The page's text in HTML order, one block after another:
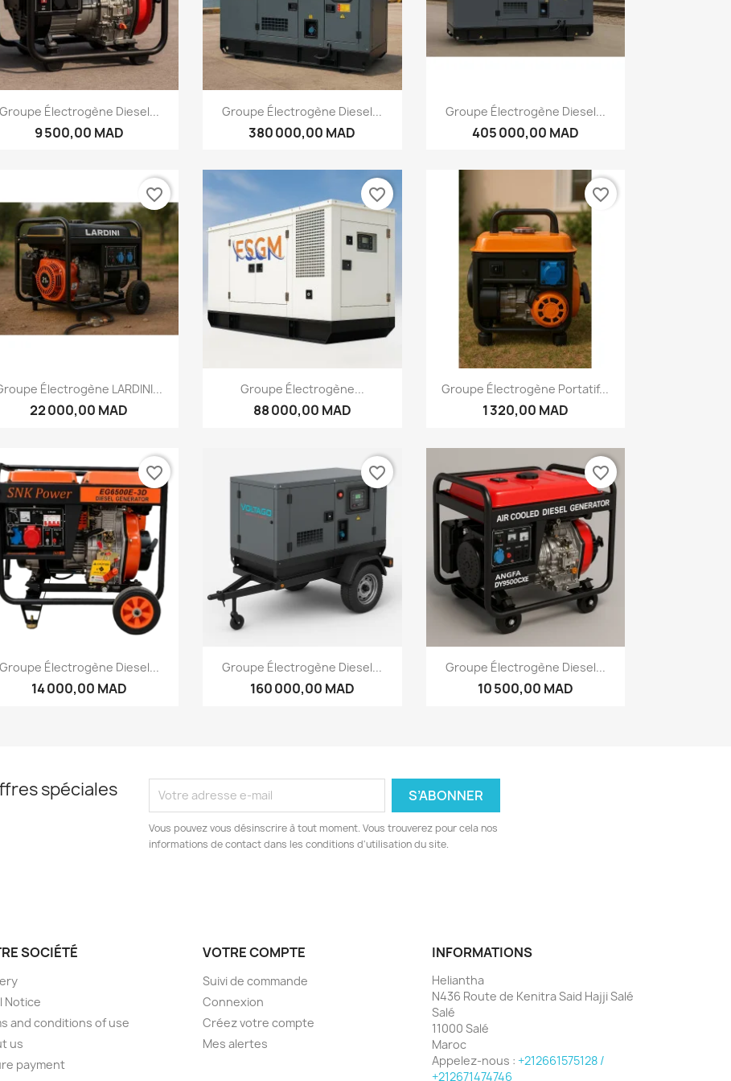
 Aperçu rapide
Groupe Électrogène Diesel...
9 500,00 MAD
 Aperçu rapide
Groupe Électrogène Diesel...
380 000,00 MAD
 Aperçu rapide
Groupe Électrogène Diesel...
405 000,00 MAD
Aperçu rapide
Électrogène LARDINI...
22 000,00 MAD
favorite_border
Aperçu rapide
Groupe Électrogène...
88 000,00 MAD
favorite_border
Aperçu rapide
Groupe Électrogène Portatif...
1 320,00 MAD
favorite_border
 Aperçu rapide
Groupe Électrogène Diesel...
14 000,00 MAD
favorite_border
 Aperçu rapide
Groupe Électrogène Diesel...
160 000,00 MAD
favorite_border
 Aperçu rapide
Groupe Électrogène Diesel...
10 500,00 MAD
favorite_border
spéciales
Vous pouvez vous désinscrire à tout moment. Vous trouverez pour cela nos
informations de contact dans les conditions d'utilisation du site.
SOCIÉTÉ
Notice
and conditions of use
us
payment
VOTRE COMPTE
Suivi de commande
Connexion
Créez votre compte
Mes alertes
INFORMATIONS
Heliantha
N436 Route de Kenitra Said Hajji Salé
Salé
11000 Salé
Maroc
Appelez-nous : +212661575128 /
+212671474746